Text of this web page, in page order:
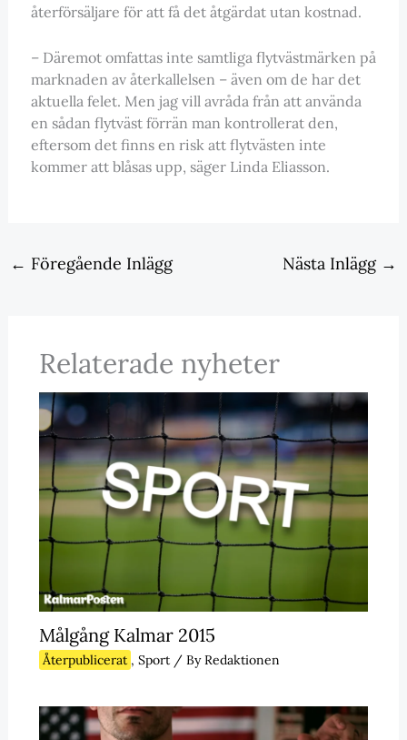
återförsäljare för att få det åtgärdat utan kostnad.
– Däremot omfattas inte samtliga flytvästmärken på
marknaden av återkallelsen – även om de har det
aktuella felet. Men jag vill avråda från att använda
en sådan flytväst förrän man kontrollerat den,
eftersom det finns en risk att flytvästen inte
kommer att blåsas upp, säger Linda Eliasson.
← Föregående Inlägg Nästa Inlägg →
Relaterade nyheter
Målgång Kalmar 2015
Återpublicerat , Sport/ ByRedaktionen